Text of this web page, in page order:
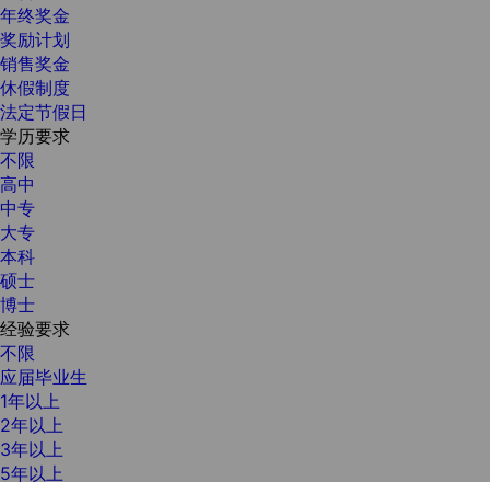
年终奖金
奖励计划
销售奖金
休假制度
法定节假日
学历要求
不限
高中
中专
大专
本科
硕士
博士
经验要求
不限
应届毕业生
1年以上
2年以上
3年以上
5年以上